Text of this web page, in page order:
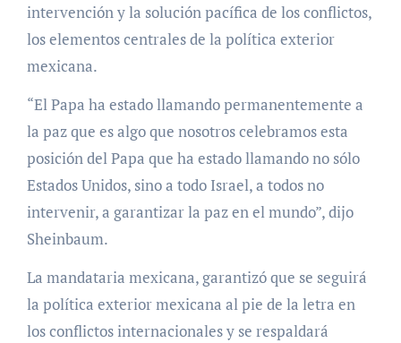
intervención y la solución pacífica de los conflictos,
los elementos centrales de la política exterior
mexicana.
“El Papa ha estado llamando permanentemente a
la paz que es algo que nosotros celebramos esta
posición del Papa que ha estado llamando no sólo
Estados Unidos, sino a todo Israel, a todos no
intervenir, a garantizar la paz en el mundo”, dijo
Sheinbaum.
La mandataria mexicana, garantizó que se seguirá
la política exterior mexicana al pie de la letra en
los conflictos internacionales y se respaldará